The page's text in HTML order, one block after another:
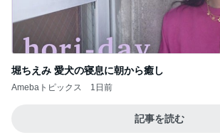
堀ちえみ 愛犬の寝息に朝から癒し
Amebaトピックス 1日前
記事を読む